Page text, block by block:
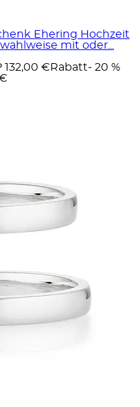
Ehering Hochzeit
mit oder...
132,00 € Rabatt- 20 %